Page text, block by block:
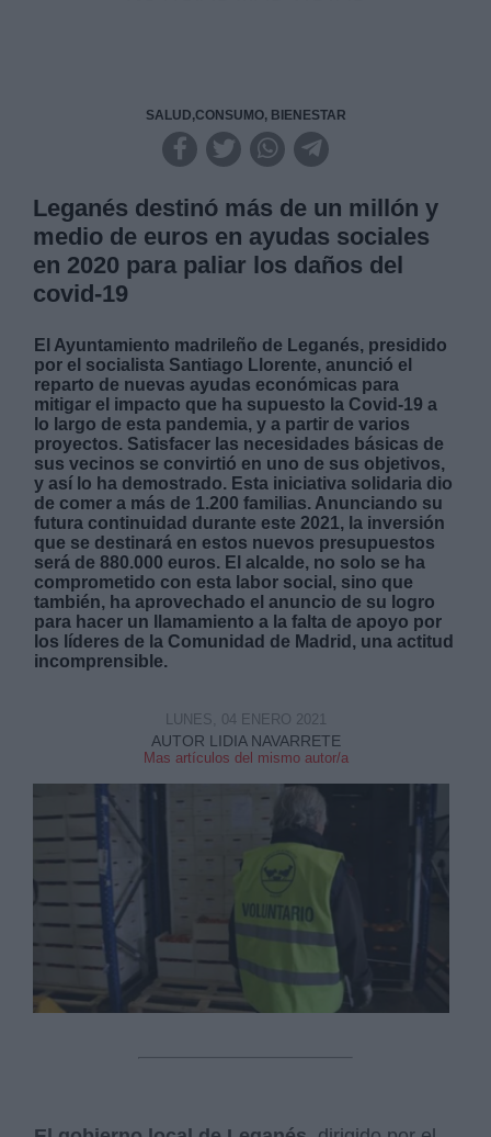
SALUD,CONSUMO, BIENESTAR
Leganés destinó más de un millón y
medio de euros en ayudas sociales
en 2020 para paliar los daños del
covid-19
El Ayuntamiento madrileño de Leganés, presidido
por el socialista Santiago Llorente, anunció el
reparto de nuevas ayudas económicas para
mitigar el impacto que ha supuesto la Covid-19 a
lo largo de esta pandemia, y a partir de varios
proyectos. Satisfacer las necesidades básicas de
sus vecinos se convirtió en uno de sus objetivos,
y así lo ha demostrado. Esta iniciativa solidaria dio
de comer a más de 1.200 familias. Anunciando su
futura continuidad durante este 2021, la inversión
que se destinará en estos nuevos presupuestos
será de 880.000 euros. El alcalde, no solo se ha
comprometido con esta labor social, sino que
también, ha aprovechado el anuncio de su logro
para hacer un llamamiento a la falta de apoyo por
los líderes de la Comunidad de Madrid, una actitud
incomprensible.
AUTOR LIDIA NAVARRETE
Mas artículos del mismo autor/a
LUNES, 04 ENERO 2021